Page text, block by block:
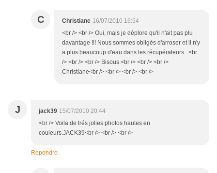
C Christiane 16/07/2010 16:54
<br /> <br /> Oui, mais je déplore qu'il n'ait pas plu
davantage !!! Nous sommes obligés d'arroser et il n'y
a plus beaucoup d'eau dans les récupérateurs...<br
/> <br /> <br /> Bisous.<br /> <br /> <br />
Christiane<br /> <br /> <br /> <br />
J jack39 15/07/2010 20:44
<br /> Voila de trés jolies photos hautes en
couleurs.JACK39<br /> <br /> <br />
Répondre